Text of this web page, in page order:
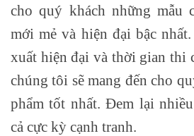
cho quý khách những mẫu
mới mẻ và hiện đại bậc
xuất hiện đại và thời gian thi
chúng tôi sẽ mang đến cho
phẩm tốt nhất. Đem lại
cả cực kỳ cạnh tranh.